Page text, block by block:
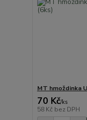
MT hmoždinka
70 Kč/ks
58 Kč bez DPH